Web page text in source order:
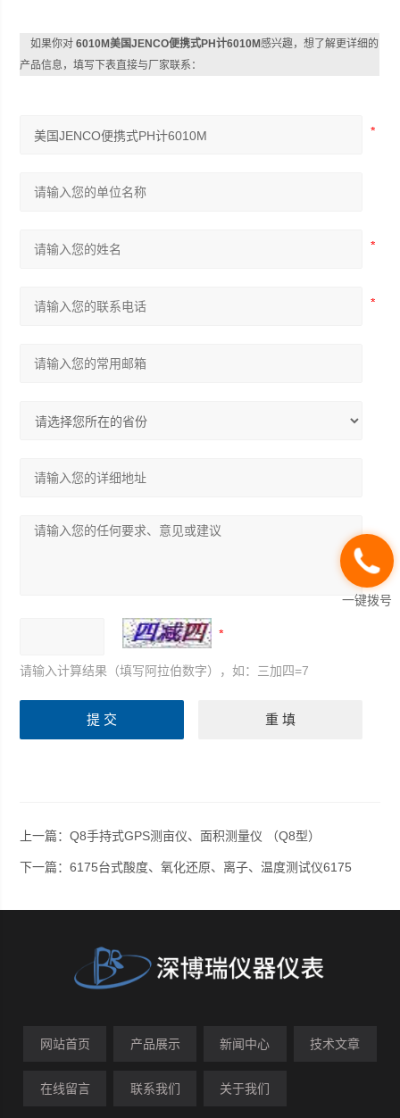
如果你对6010M美国JENCO便携式PH计6010M感兴趣，想了解更详细的
产品信息，填写下表直接与厂家联系：
请输入计算结果（填写阿拉伯数字），如：三加四=7
上一篇：Q8手持式GPS测亩仪、面积测量仪 （Q8型）
下一篇：6175台式酸度、氧化还原、离子、温度测试仪6175
网站首页 产品展示 新闻中心 技术文章
在线留言 联系我们 关于我们
一键拨号